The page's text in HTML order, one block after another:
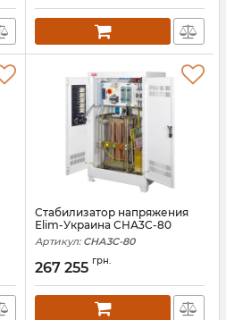
Стабилизатор напряжения
Elim-Украина СНА3С-80
Артикул: СНА3С-80
267 255 грн.